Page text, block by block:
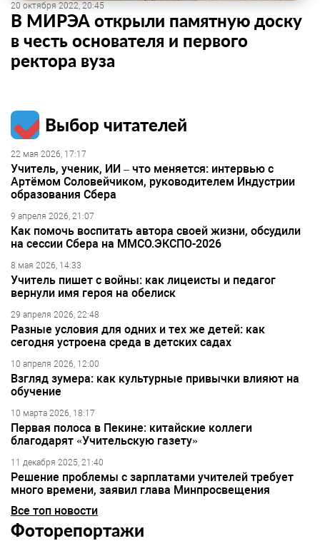
20 октября 2022, 20:45
В МИРЭА открыли памятную доску
в честь основателя и первого
ректора вуза
Выбор читателей
22 мая 2026, 17:17
Учитель, ученик, ИИ – что меняется: интервью с
Артёмом Соловейчиком, руководителем Индустрии
образования Сбера
9 апреля 2026, 21:07
Как помочь воспитать автора своей жизни, обсудили
на сессии Сбера на ММСО.ЭКСПО-2026
8 мая 2026, 14:33
Учитель пишет с войны: как лицеисты и педагог
вернули имя героя на обелиск
29 апреля 2026, 22:48
Разные условия для одних и тех же детей: как
сегодня устроена среда в детских садах
10 апреля 2026, 12:00
Взгляд зумера: как культурные привычки влияют на
обучение
10 марта 2026, 18:17
Первая полоса в Пекине: китайские коллеги
благодарят «Учительскую газету»
11 декабря 2025, 21:40
Решение проблемы с зарплатами учителей требует
много времени, заявил глава Минпросвещения
Все топ новости
Фоторепортажи